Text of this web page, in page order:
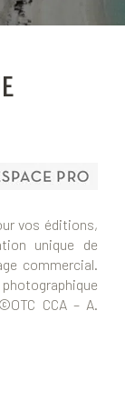
vos éditions,
unique de
commercial.
CCA – A.